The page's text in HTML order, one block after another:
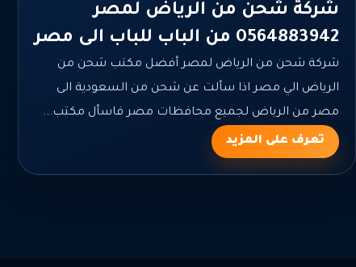
شركة شحن من الرياض لمصر
0564883942 من الباب للباب الى مصر
شركة شحن من الرياض لمصر أفضل مكتب شحن من
الرياض الي مصر اذا سألت عن شحن من السعودية الى
مصر من الرياض لجميع محافظات مصر فاسأل مكتب...
تعرف على المزيد